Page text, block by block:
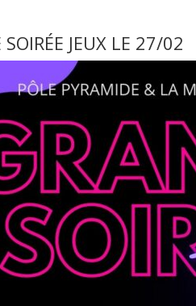
JEUX LE 27/02